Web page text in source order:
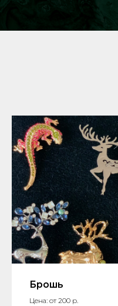
Брошь
Цена: от 200 р.